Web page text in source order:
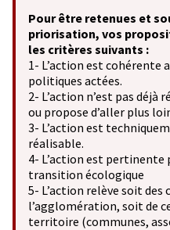
Pour être retenues et
priorisation, vos
les critères suivants :
1- L’action est cohérente
politiques actées.
2- L’action n’est pas déjà
ou propose d’aller plus
3- L’action est
réalisable.
4- L’action est pertinente
transition écologique
5- L’action relève soit des
l’agglomération, soit de
territoire (communes,